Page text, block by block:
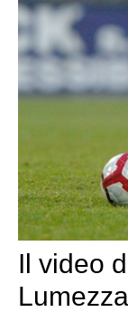
Il video